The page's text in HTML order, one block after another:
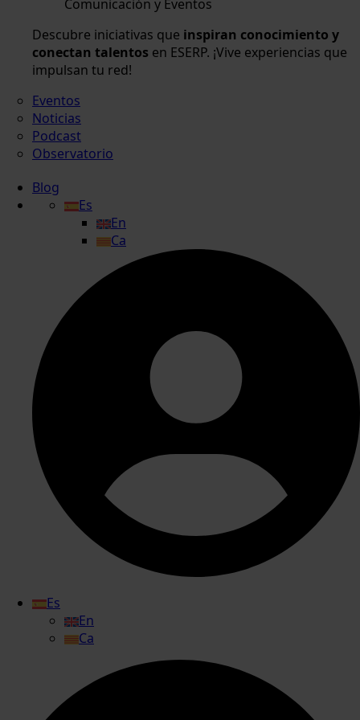
Comunicación y Eventos
Descubre iniciativas que inspiran conocimiento y
conectan talentos en ESERP. ¡Vive experiencias que
impulsan tu red!
Eventos
Noticias
Podcast
Observatorio
Blog
Es
En
Ca
Es
En
Ca